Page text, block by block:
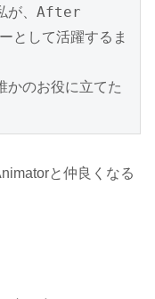
が、After
して活躍するま
かのお役に立てた
と仲良くなる